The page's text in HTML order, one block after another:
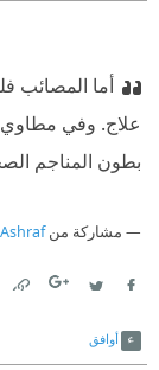
أما المصائب
علاج. وفي
بطون المناجم
مشاركة من
أوافق